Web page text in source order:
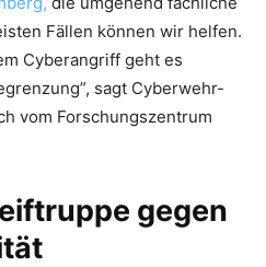
Fällen können wir helfen.
Cyberangriff geht es
sagt Cyberwehr-
vom Forschungszentrum
gegen